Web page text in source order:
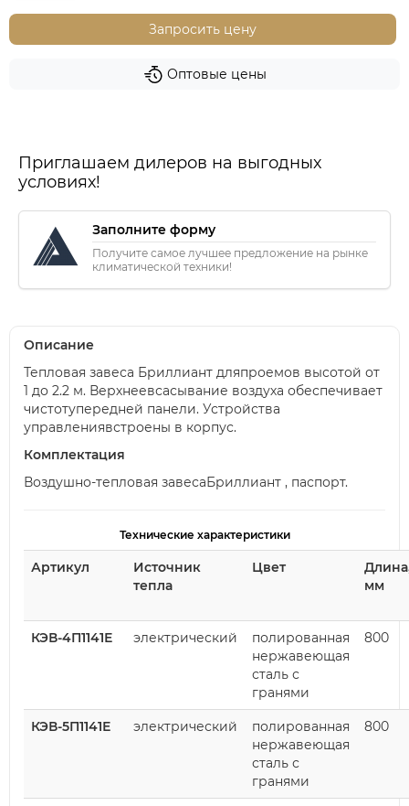
Запросить цену
Оптовые цены
Приглашаем дилеров на выгодных
условиях!
Заполните форму
Получите самое лучшее предложение на рынке
климатической техники!
Описание
Тепловая завеса Бриллиант дляпроемов высотой от
1 до 2.2 м. Верхнеевсасывание воздуха обеспечивает
чистотупередней панели. Устройства
управлениявстроены в корпус.
Комплектация
Воздушно-тепловая завесаБриллиант , паспорт.
Технические характеристики
Артикул
Источник
тепла
Цвет
мм
КЭВ-4П1141Е электрический
полированная
нержавеющая
сталь с
гранями
800
КЭВ-5П1141Е электрический
полированная
нержавеющая
сталь с
гранями
800